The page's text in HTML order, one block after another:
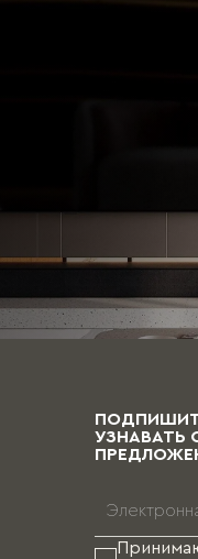
УЗНАВАТЬ